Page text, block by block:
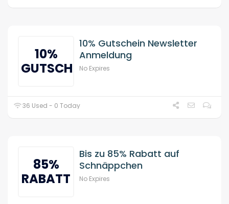
10%
GUTSCHEIN
10% Gutschein Newsletter
Anmeldung
No Expires
36 Used - 0 Today
85%
RABATT
Bis zu 85% Rabatt auf
Schnäppchen
No Expires